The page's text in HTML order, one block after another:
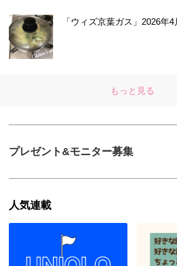
「ウィズ京葉ガス」2026年
もっと見る
プレゼント&モニター募集
人気連載